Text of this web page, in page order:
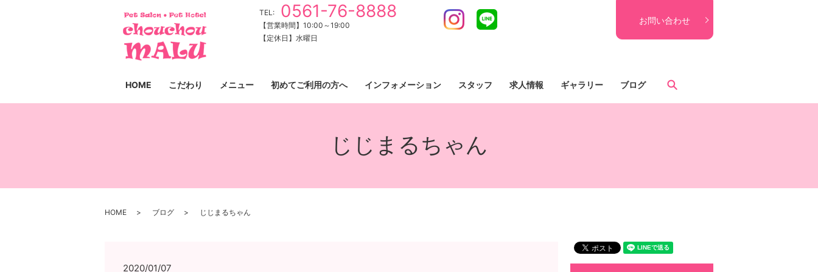
TEL: 0561-76-8888
【営業時間】10:00～19:00
【定休日】水曜日
Instagram お問い合わせ
HOME こだわり メニュー 初めてご利用の方へ インフォメーション スタッフ 求人情報 ギャラリー ブログ
じじまるちゃん
HOME ブログ じじまるちゃん
2020/01/07